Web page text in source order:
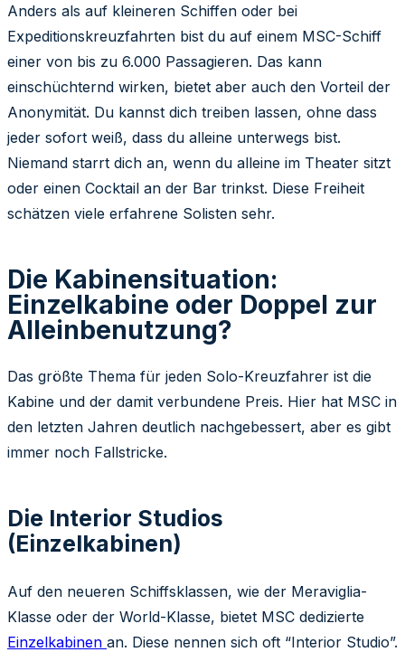
Anders als auf kleineren Schiffen oder bei
Expeditionskreuzfahrten bist du auf einem MSC-Schiff
einer von bis zu 6.000 Passagieren. Das kann
einschüchternd wirken, bietet aber auch den Vorteil der
Anonymität. Du kannst dich treiben lassen, ohne dass
jeder sofort weiß, dass du alleine unterwegs bist.
Niemand starrt dich an, wenn du alleine im Theater sitzt
oder einen Cocktail an der Bar trinkst. Diese Freiheit
schätzen viele erfahrene Solisten sehr.
Die Kabinensituation:
Einzelkabine oder Doppel zur
Alleinbenutzung?
Das größte Thema für jeden Solo-Kreuzfahrer ist die
Kabine und der damit verbundene Preis. Hier hat MSC in
den letzten Jahren deutlich nachgebessert, aber es gibt
immer noch Fallstricke.
Die Interior Studios
(Einzelkabinen)
Auf den neueren Schiffsklassen, wie der Meraviglia-
Klasse oder der World-Klasse, bietet MSC dedizierte
Einzelkabinen an. Diese nennen sich oft “Interior Studio”.